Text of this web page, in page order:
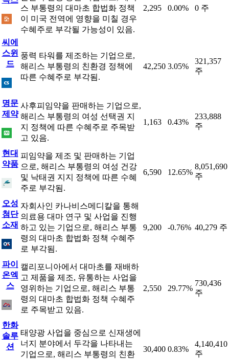
스 부통령의 대마초 합법화 정책
이 미국 전역에 영향을 미칠 경우
수혜주로 부각될 가능성이 있음.
2,295 0.00% 0 주
씨에
스윈
드
풍력 타워를 제조하는 기업으로,
해리스 부통령의 친환경 정책에
따른 수혜주로 부각됨.
42,250 3.05%
321,357
주
명문
제약
사후피임약을 판매하는 기업으로,
해리스 부통령의 여성 선택권 지
지 정책에 따른 수혜주로 주목받
고 있음.
1,163 0.43%
233,888
주
현대
약품
피임약을 제조 및 판매하는 기업
으로, 해리스 부통령의 여성 건강
및 낙태권 지지 정책에 따른 수혜
주로 부각됨.
6,590 12.65%
8,051,690
주
오성
첨단
소재
자회사인 카나비스메디칼을 통해
의료용 대마 연구 및 사업을 진행
하고 있는 기업으로, 해리스 부통
령의 대마초 합법화 정책 수혜주
로 부각됨.
9,200 -0.76% 40,279 주
파이
온엑
스
캘리포니아에서 대마초를 재배하
고 제품을 제조, 유통하는 사업을
영위하는 기업으로, 해리스 부통
령의 대마초 합법화 정책 수혜주
로 주목받고 있음.
2,550 29.77%
730,436
주
한화
솔루
션
태양광 사업을 중심으로 신재생에
너지 분야에서 두각을 나타내는
기업으로, 해리스 부통령의 친환
30,400 0.83%
4,140,410
주